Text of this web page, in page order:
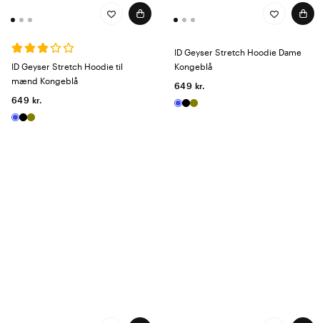
ID Geyser Stretch Hoodie til
mænd Kongeblå
649 kr.
ID Geyser Stretch Hoodie Dame
Kongeblå
649 kr.